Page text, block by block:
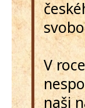
V
naši